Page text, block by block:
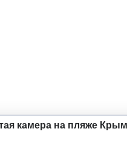
камера на пляже